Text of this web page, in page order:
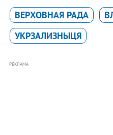
ВЕРХОВНАЯ РАДА
УКРЗАЛИЗНЫЦЯ
РЕКЛАМА